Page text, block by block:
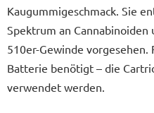
Kaugummigeschmack. Sie
Spektrum an
510er-Gewinde
Batterie benötigt – die
verwendet werden.